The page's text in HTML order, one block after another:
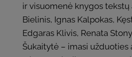
ir visuomenė knygos tekstų
Bielinis, Ignas Kalpokas,
Edgaras Klivis, Renata
Šukaitytė – imasi užduoties